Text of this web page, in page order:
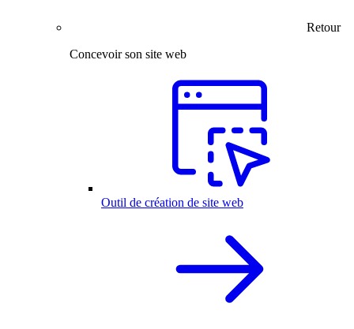
Retour
Concevoir son site web
Outil de création de site web